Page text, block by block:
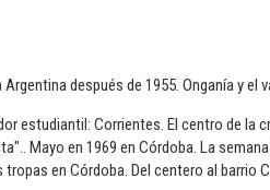
después de 1955. Onganía y el
estudiantil: Corrientes. El centro de la
Mayo en 1969 en Córdoba. La
en Córdoba. Del centero al barrio